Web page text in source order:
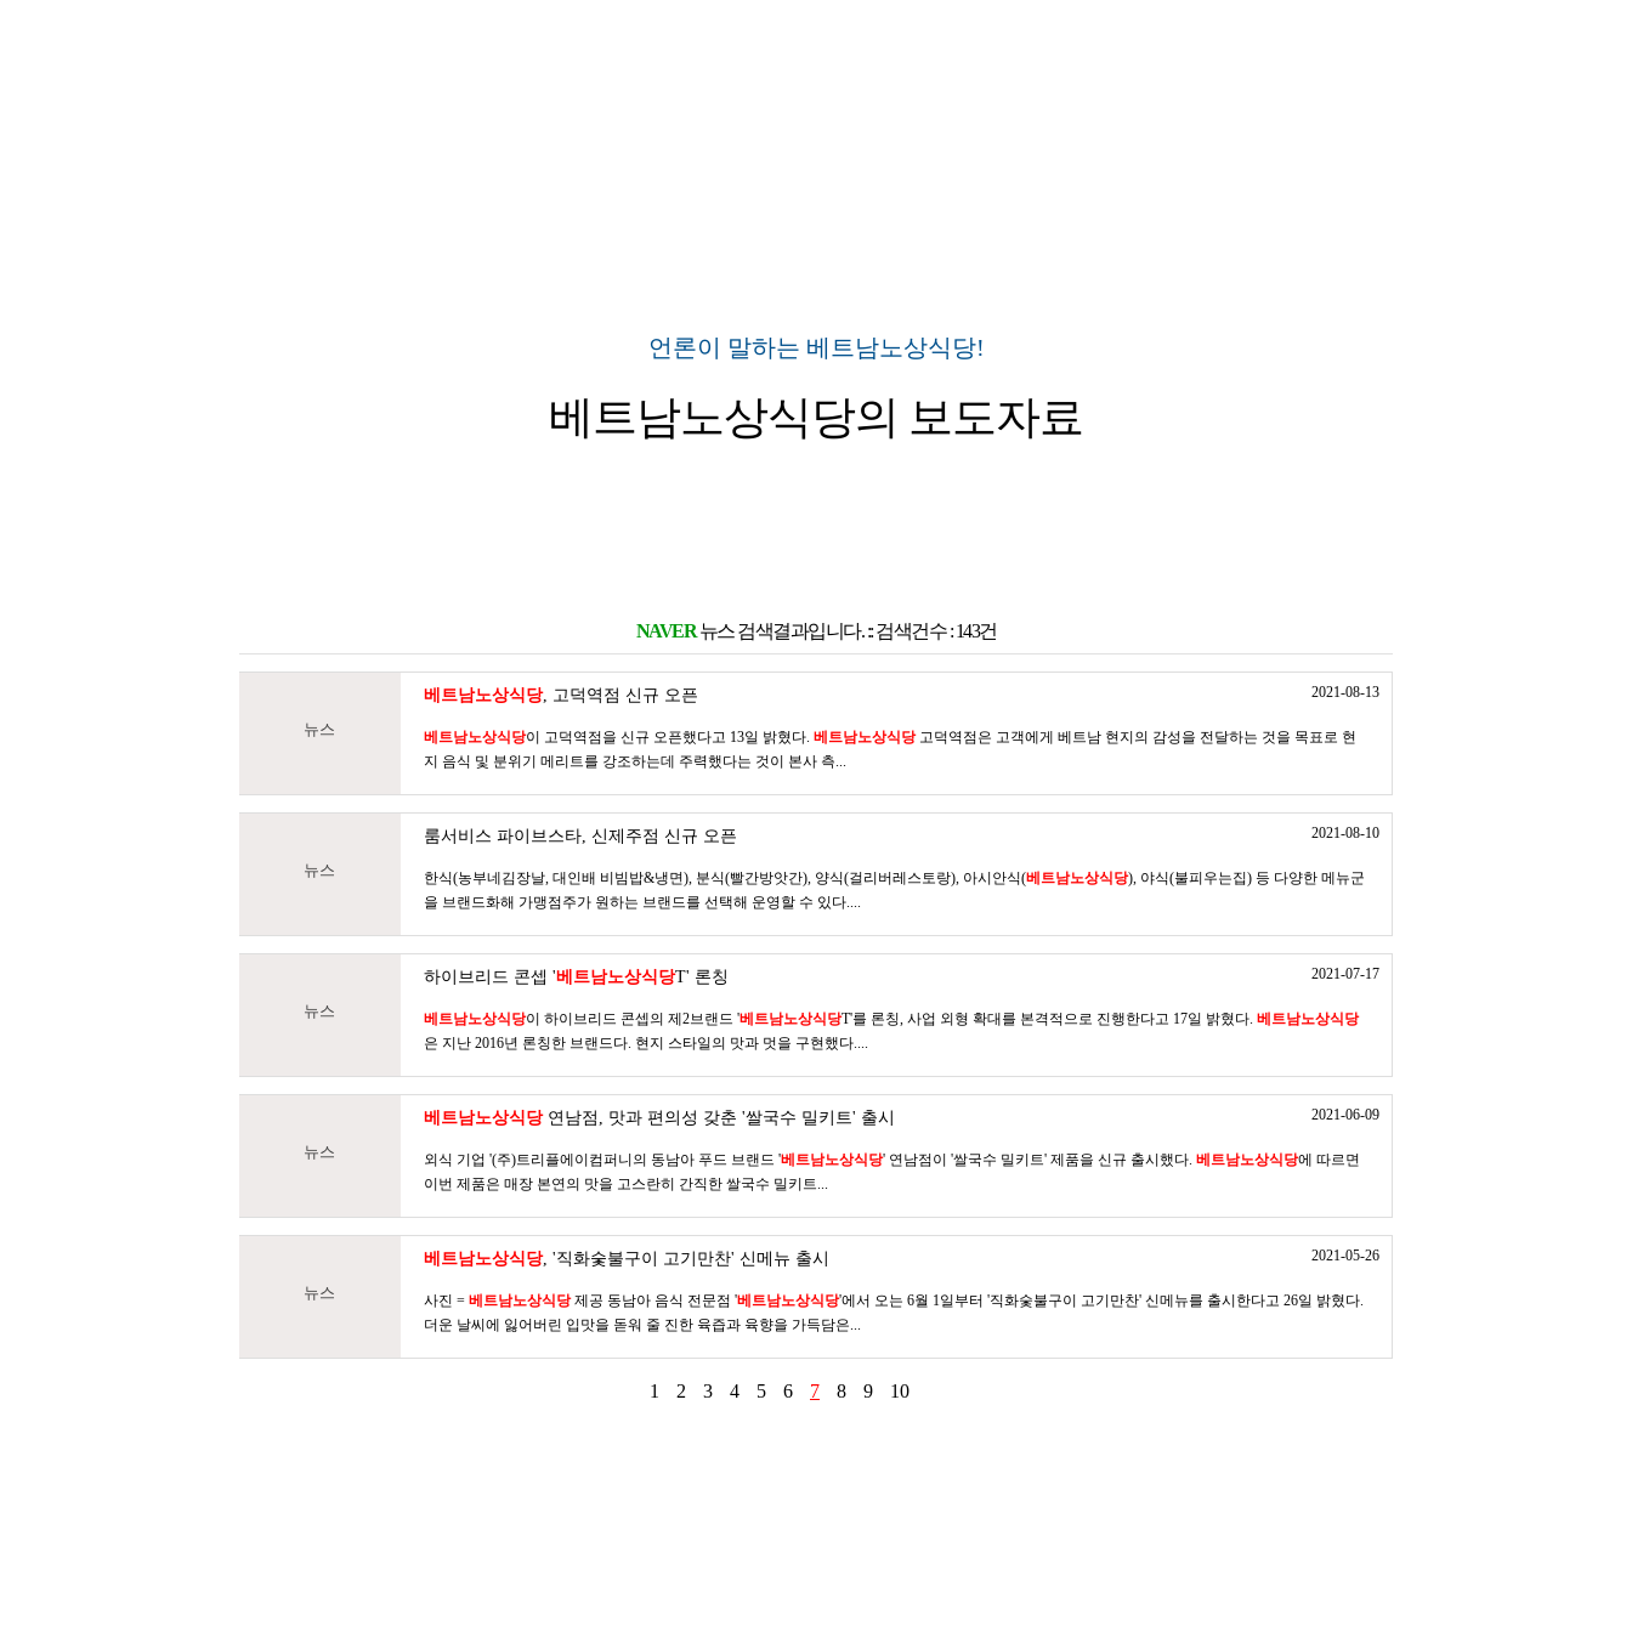
언론이 말하는 베트남노상식당!
베트남노상식당의 보도자료
NAVER뉴스 검색결과입니다. :: 검색건수 : 143건
뉴스
베트남노상식당, 고덕역점 신규 오픈
베트남노상식당이 고덕역점을 신규 오픈했다고 13일 밝혔다. 베트남노상식당고덕역점은 고객에게 베트남 현지의 감성을 전달하는 것을 목표로 현
지 음식 및 분위기 메리트를 강조하는데 주력했다는 것이 본사 측...
2021-08-13
뉴스
룸서비스 파이브스타, 신제주점 신규 오픈
한식(농부네김장날, 대인배 비빔밥&냉면), 분식(빨간방앗간), 양식(걸리버레스토랑), 아시안식(베트남노상식당), 야식(불피우는집) 등 다양한 메뉴군
을 브랜드화해 가맹점주가 원하는 브랜드를 선택해 운영할 수 있다....
2021-08-10
뉴스
하이브리드 콘셉 '베트남노상식당T' 론칭
베트남노상식당이 하이브리드 콘셉의 제2브랜드 '베트남노상식당T'를 론칭, 사업 외형 확대를 본격적으로 진행한다고 17일 밝혔다. 베트남노상식당
은 지난 2016년 론칭한 브랜드다. 현지 스타일의 맛과 멋을 구현했다....
2021-07-17
뉴스
베트남노상식당연남점, 맛과 편의성 갖춘 '쌀국수 밀키트' 출시
외식 기업 '(주)트리플에이컴퍼니의 동남아 푸드 브랜드 '베트남노상식당' 연남점이 '쌀국수 밀키트' 제품을 신규 출시했다. 베트남노상식당에 따르면
이번 제품은 매장 본연의 맛을 고스란히 간직한 쌀국수 밀키트...
2021-06-09
뉴스
베트남노상식당, '직화숯불구이 고기만찬' 신메뉴 출시
사진 = 베트남노상식당제공 동남아 음식 전문점 '베트남노상식당'에서 오는 6월 1일부터 '직화숯불구이 고기만찬' 신메뉴를 출시한다고 26일 밝혔다.
더운 날씨에 잃어버린 입맛을 돋워 줄 진한 육즙과 육향을 가득담은...
2021-05-26
1 2 3 4 5 6 7 8 9 10